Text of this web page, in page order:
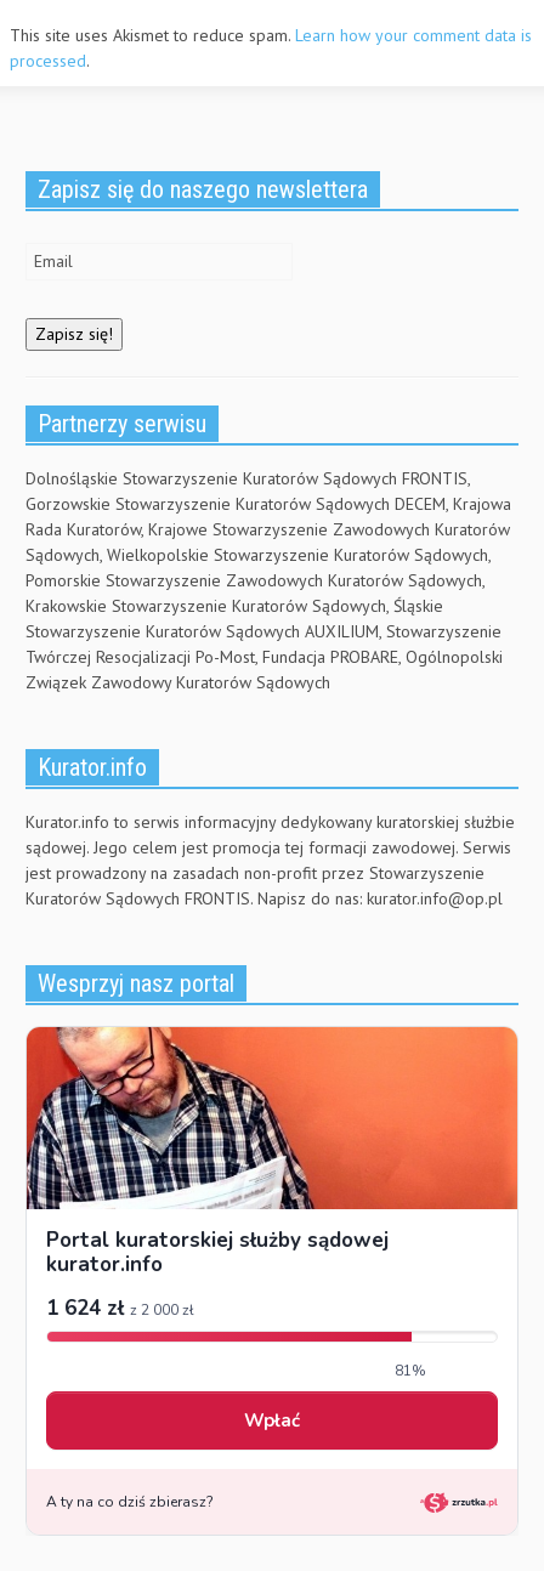
This site uses Akismet to reduce spam. Learn how your comment data is
processed.
Zapisz się do naszego newslettera
Partnerzy serwisu
Dolnośląskie Stowarzyszenie Kuratorów Sądowych FRONTIS,
Gorzowskie Stowarzyszenie Kuratorów Sądowych DECEM, Krajowa
Rada Kuratorów, Krajowe Stowarzyszenie Zawodowych Kuratorów
Sądowych, Wielkopolskie Stowarzyszenie Kuratorów Sądowych,
Pomorskie Stowarzyszenie Zawodowych Kuratorów Sądowych,
Krakowskie Stowarzyszenie Kuratorów Sądowych, Śląskie
Stowarzyszenie Kuratorów Sądowych AUXILIUM, Stowarzyszenie
Twórczej Resocjalizacji Po-Most, Fundacja PROBARE, Ogólnopolski
Związek Zawodowy Kuratorów Sądowych
Kurator.info
Kurator.info to serwis informacyjny dedykowany kuratorskiej służbie
sądowej. Jego celem jest promocja tej formacji zawodowej. Serwis
jest prowadzony na zasadach non-profit przez Stowarzyszenie
Kuratorów Sądowych FRONTIS. Napisz do nas: kurator.info@op.pl
Wesprzyj nasz portal